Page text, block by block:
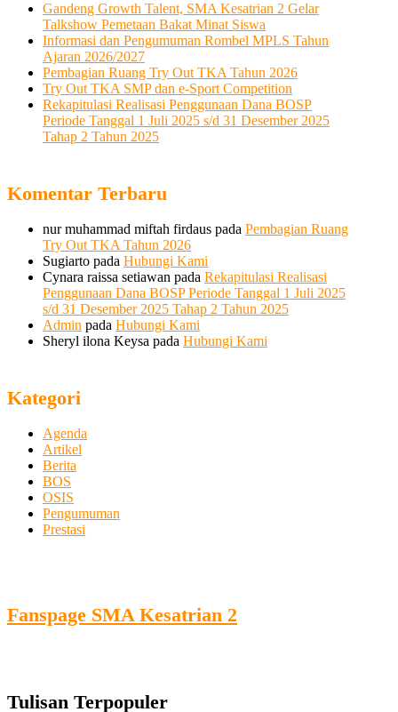
Gandeng Growth Talent, SMA Kesatrian 2 Gelar
Talkshow Pemetaan Bakat Minat Siswa
Informasi dan Pengumuman Rombel MPLS Tahun
Ajaran 2026/2027
Pembagian Ruang Try Out TKA Tahun 2026
Try Out TKA SMP dan e-Sport Competition
Rekapitulasi Realisasi Penggunaan Dana BOSP
Periode Tanggal 1 Juli 2025 s/d 31 Desember 2025
Tahap 2 Tahun 2025
Komentar Terbaru
nur muhammad miftah firdaus pada Pembagian Ruang
Try Out TKA Tahun 2026
Sugiarto pada Hubungi Kami
Cynara raissa setiawan pada Rekapitulasi Realisasi
Penggunaan Dana BOSP Periode Tanggal 1 Juli 2025
s/d 31 Desember 2025 Tahap 2 Tahun 2025
Admin pada Hubungi Kami
Sheryl ilona Keysa pada Hubungi Kami
Kategori
Agenda
Artikel
Berita
BOS
OSIS
Pengumuman
Prestasi
Fanspage SMA Kesatrian 2
Tulisan Terpopuler